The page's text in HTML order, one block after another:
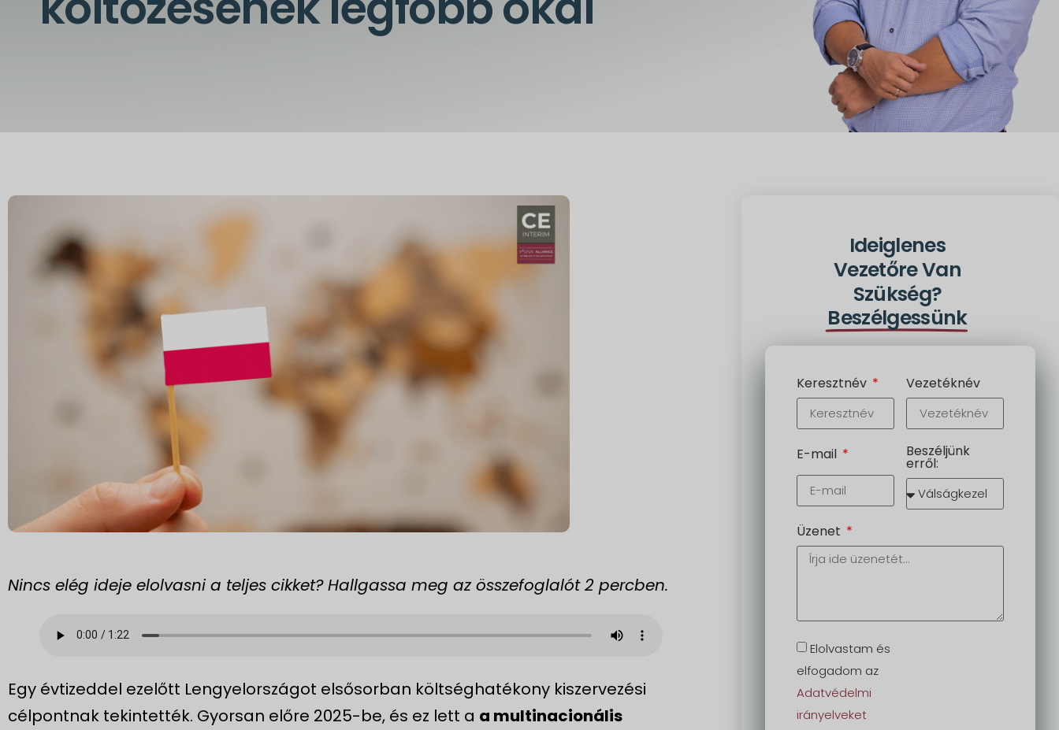
Nincs elég ideje elolvasni a teljes cikket? Hallgassa meg az összefoglalót 2 percben.
Egy évtizeddel ezelőtt Lengyelországot elsősorban költséghatékony kiszervezési
célpontnak tekintették. Gyorsan előre 2025-be, és ez lett a a multinacionális
Ideiglenes
Vezetőre Van
Szükség?
Beszélgessünk
Keresztnév Vezetéknév
E-mail Beszéljünk
erről:
Üzenet
Elolvastam és
elfogadom az
Adatvédelmi
irányelveket